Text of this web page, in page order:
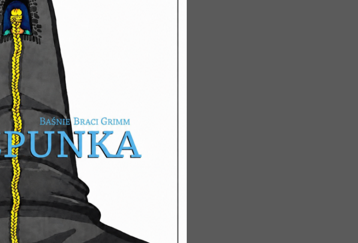
pełne muzycznych wzruszeń i pięknych harmonii!
Muzycznej I stopnia im. Witolda
które zachwycą Was swoją energią i
i pełne pasji głosy, które skradną Wasze serca.
– nasi niezastąpieni artyści, gwarantujący
pokieruje fantastyczna dyrygentka: